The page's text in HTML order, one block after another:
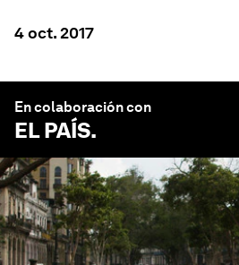
4 oct. 2017
En colaboración con
EL PAÍS.